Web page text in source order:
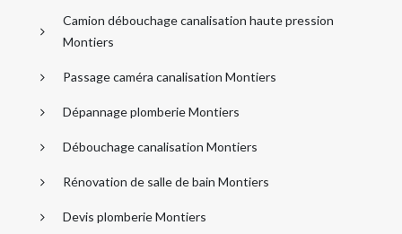
Camion débouchage canalisation haute pression
Montiers
Passage caméra canalisation Montiers
Dépannage plomberie Montiers
Débouchage canalisation Montiers
Rénovation de salle de bain Montiers
Devis plomberie Montiers